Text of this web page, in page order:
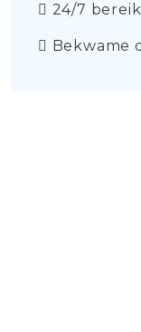
24/7
Bekwame